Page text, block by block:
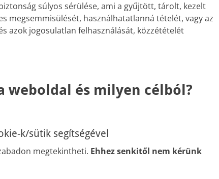
súlyos sérülése, ami a gyűjtött, tárolt, kezelt
megsemmisülését, használhatatlanná tételét, vagy az
azok jogosulatlan felhasználását, közzétételét
weboldal és milyen célból?
k/sütik segítségével
megtekintheti. Ehhez senkitől nem kérünk